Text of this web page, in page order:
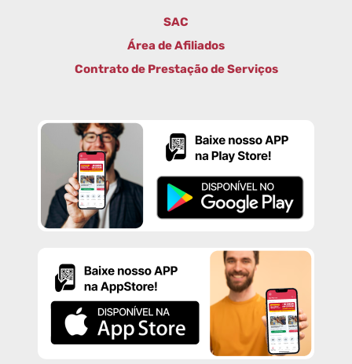
SAC
Área de Afiliados
Contrato de Prestação de Serviços